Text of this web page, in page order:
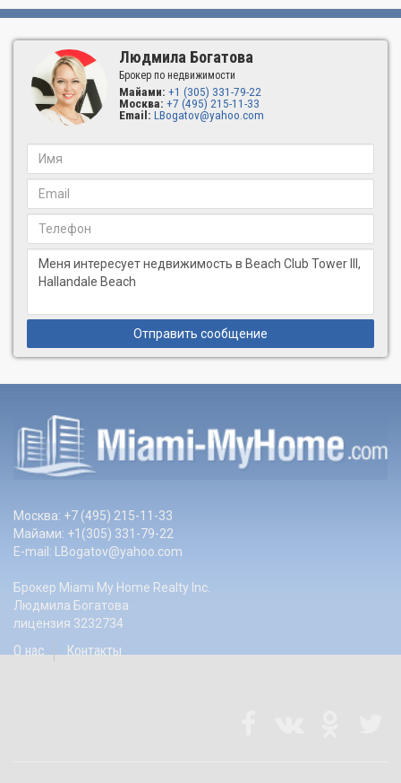
центрального кондиционирования и суперсовременными
представляет собой вершину элегантного южно-флоридского
стиля жизни, объединяя лучшие достижения современных
технологий и беспрецедентной роскоши.
Людмила Богатова
Брокер по недвижимости
Майами: +1 (305) 331-79-22
Москва: +7 (495) 215-11-33
Email: LBogatov@yahoo.com
Отправить сообщение
Москва: +7 (495) 215-11-33
Майами: +1(305) 331-79-22
E-mail: LBogatov@yahoo.com
Брокер Miami My Home Realty Inc.
Людмила Богатова
лицензия 3232734
О нас Контакты